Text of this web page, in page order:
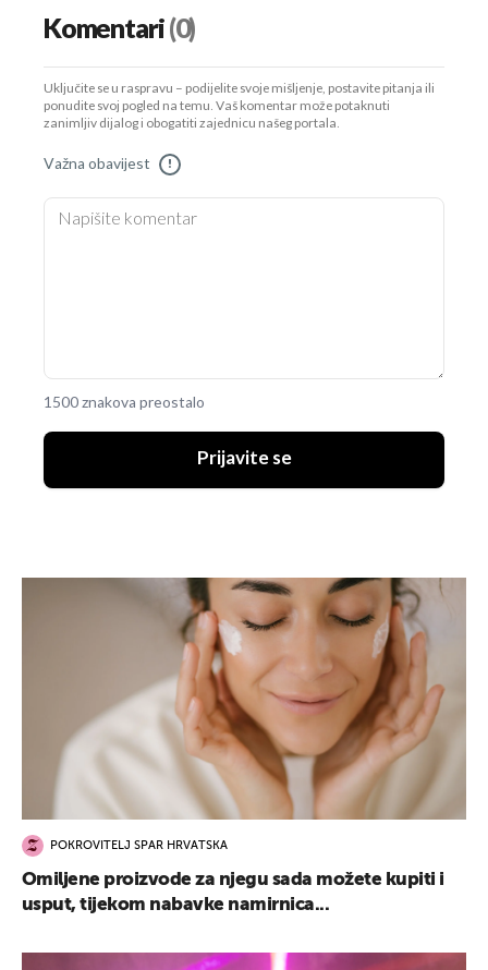
Komentari(0)
Uključite se u raspravu – podijelite svoje mišljenje, postavite pitanja ili
ponudite svoj pogled na temu. Vaš komentar može potaknuti
zanimljiv dijalog i obogatiti zajednicu našeg portala.
Važna obavijest !
1500 znakova preostalo
Prijavite se
POKROVITELJ SPAR HRVATSKA
Omiljene proizvode za njegu sada možete kupiti i
usput, tijekom nabavke namirnica...